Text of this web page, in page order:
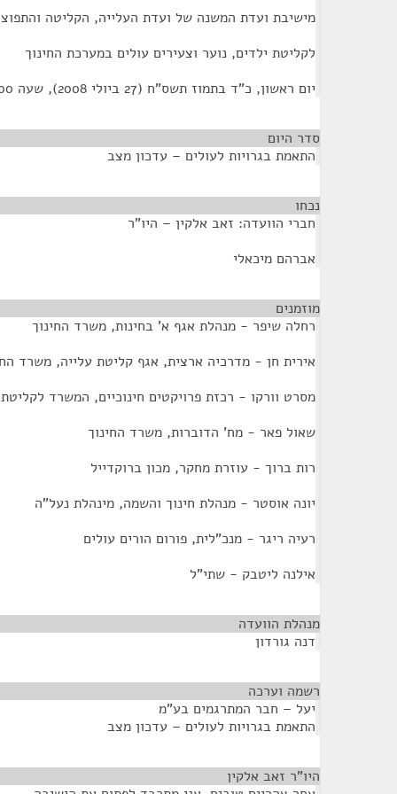
מישיבת ועדת המשנה של ועדת העלייה, הקליטה
לקליטת ילדים, נוער וצעירים עולים במערכת החינוך
יום ראשון, כ"ד בתמוז תשס"ח (27 ביולי 2008), שעה 14:00
סדר היום
התאמת בגרויות לעולים – עדכון מצב
נכחו
חברי הוועדה: זאב אלקין – היו"ר
אברהם מיכאלי
מוזמנים
רחלה שיפר - מנהלת אגף א' בחינות, משרד החינוך
אירית חן - מדרכיה ארצית, אגף קליטת עלייה, משרד
מסרט וורקו - רכזת פרויקטים חינוכיים, המשרד
שאול פאר - מח' הדוברות, משרד החינוך
רות ברוך - עוזרת מחקר, מכון ברוקדייל
יונה אוסטר - מנהלת חינוך והשמה, מינהלת נעל"ה
רעיה ריגר - מנכ"לית, פורום הורים עולים
אילנה ליטבק - שתי"ל
מנהלת הוועדה
דנה גורדון
רשמה וערכה
יעל – חבר המתרגמים בע"מ
התאמת בגרויות לעולים – עדכון מצב
היו"ר זאב אלקין